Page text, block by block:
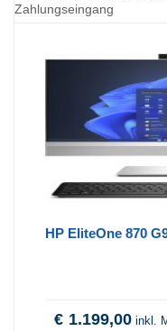
Zahlungseingang
HP EliteOne 870
€ 1.199,00 inkl.